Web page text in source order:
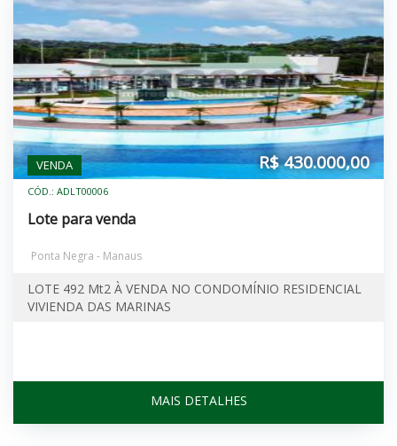
VENDA R$ 430.000,00
CÓD.: ADLT00006
Lote para venda
Ponta Negra - Manaus
LOTE 492 Mt2 À VENDA NO CONDOMÍNIO RESIDENCIAL
VIVIENDA DAS MARINAS
MAIS DETALHES